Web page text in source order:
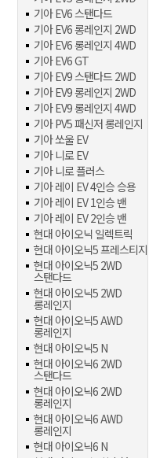
기아 EV6 스탠다드
기아 EV6 롱레인지 2WD
기아 EV6 롱레인지 4WD
기아 EV6 GT
기아 EV9 스탠다드 2WD
기아 EV9 롱레인지 2WD
기아 EV9 롱레인지 4WD
기아 PV5 패신저 롱레인지
기아 쏘울 EV
기아 니로 EV
기아 니로 플러스
기아 레이 EV 4인승 승용
기아 레이 EV 1인승 밴
기아 레이 EV 2인승 밴
현대 아이오닉 일렉트릭
현대 아이오닉5 프레스티지
현대 아이오닉5 2WD
스탠다드
현대 아이오닉5 2WD
롱레인지
현대 아이오닉5 AWD
롱레인지
현대 아이오닉5 N
현대 아이오닉6 2WD
스탠다드
현대 아이오닉6 2WD
롱레인지
현대 아이오닉6 AWD
롱레인지
현대 아이오닉6 N